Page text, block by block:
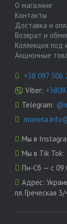
О магазине
Контакты
Доставка и
Возврат и
Коллекция под
Акционные
+38 097 306
Viber:
Telegram:
Мы в
Мы в Tik Tok:
Пн-Сб — с
Адрес:
пл. Греческая